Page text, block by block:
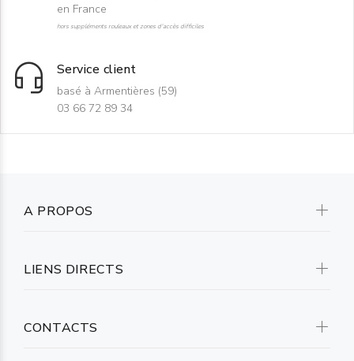
en France
hors suppléments rouleaux et zones d'accès difficiles
Service client
basé à Armentières (59)
03 66 72 89 34
A PROPOS
LIENS DIRECTS
CONTACTS